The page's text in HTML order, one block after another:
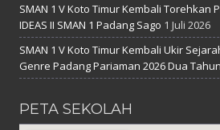
SMAN 1 V Koto Timur Kembali Torehkan
IDEAS II SMAN 1 Padang Sago 1 Juli 2026
SMAN 1 V Koto Timur Kembali Ukir
Genre Padang Pariaman 2026 Dua
PETA SEKOLAH